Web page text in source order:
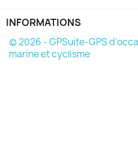
INFORMATIONS
© 2026 - GPSuite-GPS
marine et cyclisme